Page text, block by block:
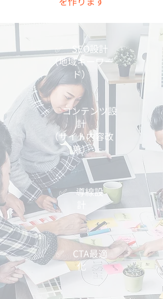
✅ SEO設計
（地域キーワー
ド）
✅ コンテンツ設
計
（サイト内容改
善）
✅ 導線設
✅ CTA最適
化